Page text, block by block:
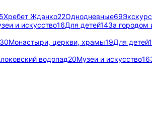
Хребет Жданко22Однодневные69
и искусство16Для детей14За городом
30Монастыри, церкви, храмы19Для детей
водопад20Музеи и искусство16